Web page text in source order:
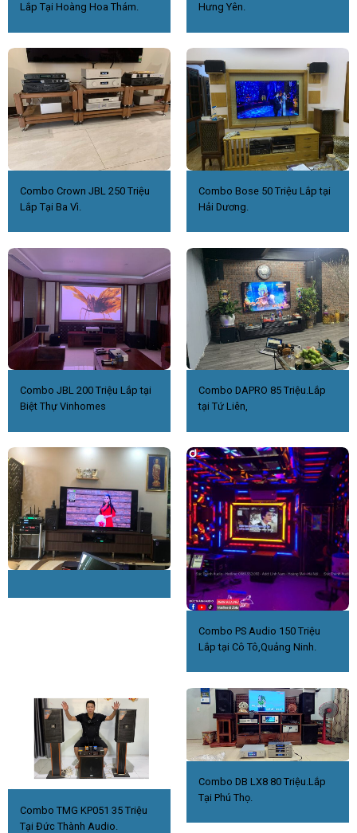
Lắp Tại Hoàng Hoa Thám.
Hưng Yên.
Combo Crown JBL 250 Triệu
Lắp Tại Ba Vì.
Combo Bose 50 Triệu Lắp tại
Hải Dương.
Combo JBL 200 Triệu Lắp tại
Biệt Thự Vinhomes
Combo DAPRO 85 Triệu.Lắp
tại Tứ Liên,
Combo PS Audio 150 Triệu
Lắp tại Cô Tô,Quảng Ninh.
Combo TMG KP051 35 Triệu
Tại Đức Thành Audio.
Combo DB LX8 80 Triệu.Lắp
Tại Phú Thọ.